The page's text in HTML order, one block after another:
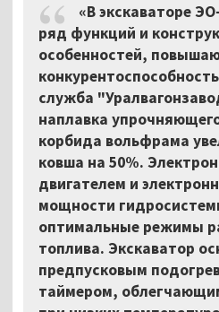
«В экскаваторе
ряд функций и
особенностей,
служба
наплавка
корбида вольфрама
ковша на 50%.
двигателем и
мощности
оптимальные режимы
топлива. Экскаватор
предпусковым
таймером,